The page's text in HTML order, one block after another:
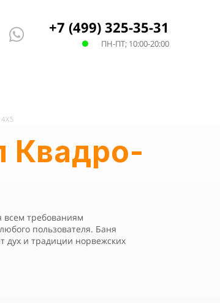
+7 (499) 325-35-31
ПН-ПТ; 10:00-20:00
Квадро-
требованиям
пользователя. Баня
дух и традиции норвежских